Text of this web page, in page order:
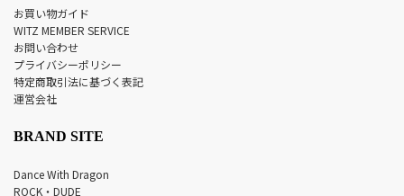
お買い物ガイド
WITZ MEMBER SERVICE
お問い合わせ
プライバシーポリシー
特定商取引法に基づく表記
運営会社
BRAND SITE
Dance With Dragon
ROCK・DUDE